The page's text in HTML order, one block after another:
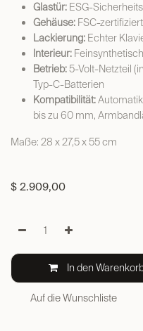
Glastür: ESG-
Gehäuse: FSC-
Lackierung: Echter
Interieur:
Betrieb:5-Volt-Netzteil
Typ-C-Batterien
Kompatibilität:
bis zu 60 mm,
Maße: 28 x 27,5 x 55 cm
$ 2.909,00
In den
Auf die Wunschliste